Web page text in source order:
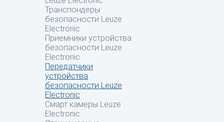
Транспондеры
безопасности Leuze
Electronic
Приемники устройства
безопасности Leuze
Electronic
Передатчики
устройства
безопасности Leuze
Electronic
Смарт камеры Leuze
Electronic